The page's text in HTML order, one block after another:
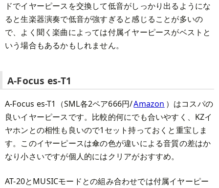
ドでイヤーピースを交換して低音がしっかり出るようにな
ると生楽器演奏で低音が強すぎると感じることが多いの
で、よく聞く楽曲によっては付属イヤーピースがベストと
いう場合もあるかもしれません。
A-Focus es-T1
A-Focus es-T1（SML各2ペア666円/Amazon ）はコスパの
良いイヤーピースです。比較的何にでも合いやすく、KZイ
ヤホンとの相性も良いので1セット持っておくと重宝しま
す。このイヤーピースは傘の色が違いによる音質の差はか
なり小さいですが個人的にはクリアがおすすめ。
AT-20とMUSICモードとの組み合わせでは付属イヤーピー